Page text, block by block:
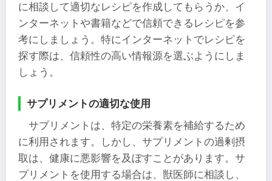
に相談して適切なレシピを作成してもらうか、イ
ンターネットや書籍などで信頼できるレシピを参
考にしましょう。特にインターネットでレシピを
探す際は、信頼性の高い情報源を選ぶようにしま
しょう。
サプリメントの適切な使用
サプリメントは、特定の栄養素を補給するため
に利用されます。しかし、サプリメントの過剰摂
取は、健康に悪影響を及ぼすことがあります。サ
プリメントを使用する場合は、獣医師に相談し、